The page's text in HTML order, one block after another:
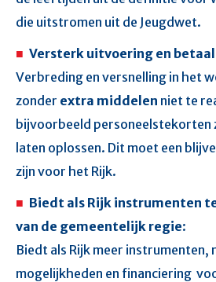
die uitstromen uit de Jeugdwet.
Versterk uitvoering en
Verbreding en versnelling in het
zonder extra middelen niet te
bijvoorbeeld personeelstekorten
laten oplossen. Dit moet een
zijn voor het Rijk.
Biedt als Rijk instrumenten
van de gemeentelijk regie:
Biedt als Rijk meer instrumenten,
mogelijkheden en financiering